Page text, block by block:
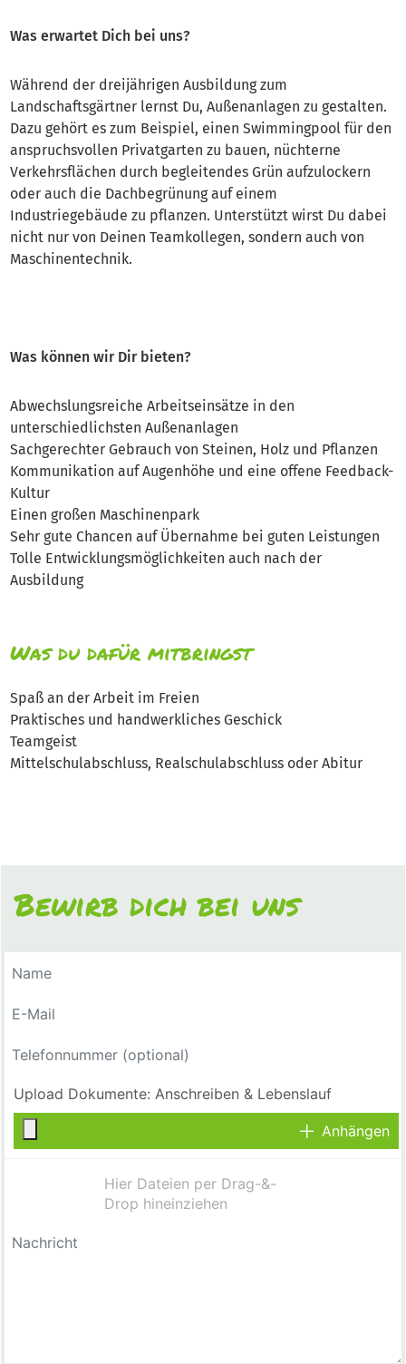
Was erwartet Dich bei uns?
Während der dreijährigen Ausbildung zum
Landschaftsgärtner lernst Du, Außenanlagen zu gestalten.
Dazu gehört es zum Beispiel, einen Swimmingpool für den
anspruchsvollen Privatgarten zu bauen, nüchterne
Verkehrsflächen durch begleitendes Grün aufzulockern
oder auch die Dachbegrünung auf einem
Industriegebäude zu pflanzen. Unterstützt wirst Du dabei
nicht nur von Deinen Teamkollegen, sondern auch von
Maschinentechnik.
Was können wir Dir bieten?
Abwechslungsreiche Arbeitseinsätze in den
unterschiedlichsten Außenanlagen
Sachgerechter Gebrauch von Steinen, Holz und Pflanzen
Kommunikation auf Augenhöhe und eine offene Feedback-
Kultur
Einen großen Maschinenpark
Sehr gute Chancen auf Übernahme bei guten Leistungen
Tolle Entwicklungsmöglichkeiten auch nach der
Ausbildung
Was du dafür mitbringst
Spaß an der Arbeit im Freien
Praktisches und handwerkliches Geschick
Teamgeist
Mittelschulabschluss, Realschulabschluss oder Abitur
Bewirb dich bei uns
Anhängen